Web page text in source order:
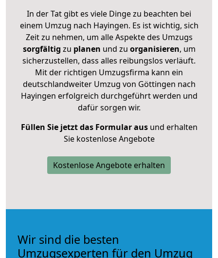
In der Tat gibt es viele Dinge zu beachten bei
einem Umzug nach Hayingen. Es ist wichtig, sich
Zeit zu nehmen, um alle Aspekte des Umzugs
sorgfältig zu planen und zu organisieren, um
sicherzustellen, dass alles reibungslos verläuft.
Mit der richtigen Umzugsfirma kann ein
deutschlandweiter Umzug von Göttingen nach
Hayingen erfolgreich durchgeführt werden und
dafür sorgen wir.
Füllen Sie jetzt das Formular ausund erhalten
Sie kostenlose Angebote
Kostenlose Angebote erhalten
Wir sind die besten
Umzugsexperten für den Umzug